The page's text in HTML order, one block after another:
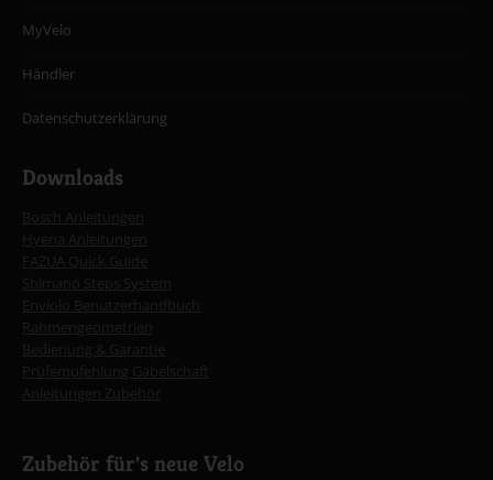
MyVelo
Händler
Datenschutzerklärung
Downloads
Bosch Anleitungen
FAZUA Quick Guide
Shimano Steps System
Enviolo Benutzerhandbuch
Rahmengeometrien
Bedienung & Garantie
Anleitungen Zubehör
Zubehör für's neue Velo